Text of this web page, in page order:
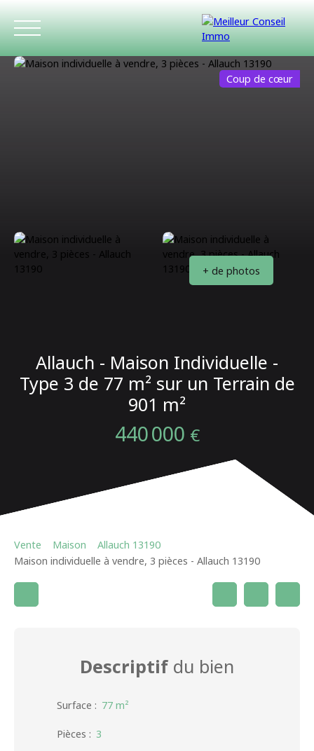
Coup de cœur
+ de photos
Allauch - Maison Individuelle -
Type 3 de 77 m² sur un Terrain de
901 m²
440 000 €
Vente Maison
Allauch 13190
Maison individuelle à vendre, 3 pièces - Allauch 13190
Descriptif du bien
Surface : 77 m²
Pièces : 3